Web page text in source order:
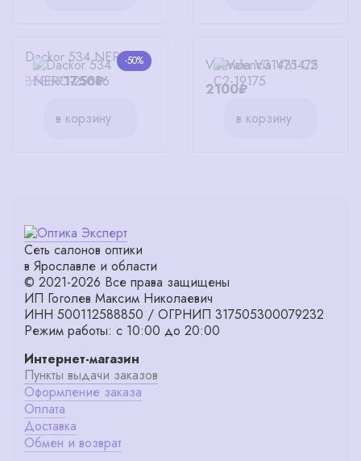
-50%
Dackor 534 NERO
3500₽1750₽
в корзину
Valencia V31475 C2
2100₽
в корзину
Сеть салонов оптики
в Ярославле и области
© 2021-2026 Все права защищены
ИП Гоголев Максим Николаевич
ИНН 500112588850 / ОГРНИП 317505300079232
Режим работы: с 10:00 до 20:00
Интернет-магазин
Пункты выдачи заказов
Оформление заказа
Оплата
Доставка
Обмен и возврат